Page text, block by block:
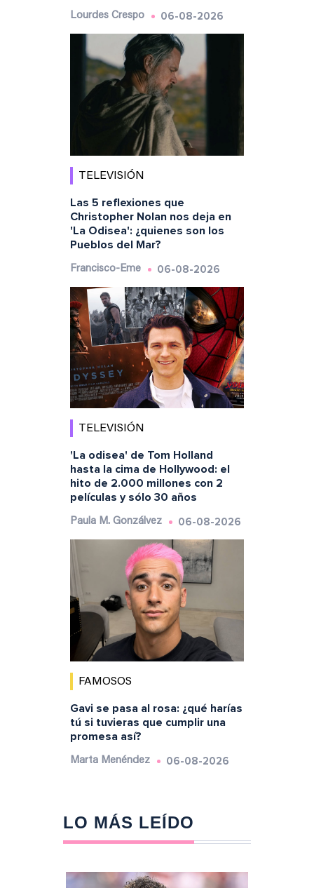
Lourdes Crespo 06-08-2026
TELEVISIÓN
Las 5 reflexiones que
Christopher Nolan nos deja en
'La Odisea': ¿quienes son los
Pueblos del Mar?
Francisco-Eme 06-08-2026
TELEVISIÓN
'La odisea' de Tom Holland
hasta la cima de Hollywood: el
hito de 2.000 millones con 2
películas y sólo 30 años
Paula M. Gonzálvez 06-08-2026
FAMOSOS
Gavi se pasa al rosa: ¿qué harías
tú si tuvieras que cumplir una
promesa así?
Marta Menéndez 06-08-2026
LO MÁS LEÍDO